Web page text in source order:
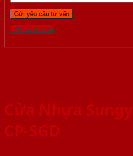
Gọi 0976.169.864
Cửa Nhựa
CP-SGD